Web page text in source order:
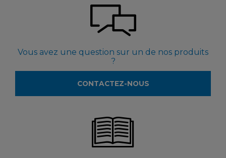
Vous avez une question sur un de nos produits
?
CONTACTEZ-NOUS